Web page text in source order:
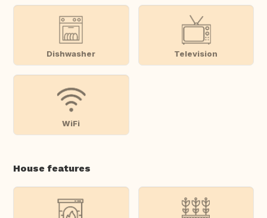
Dishwasher Television
WiFi
House features